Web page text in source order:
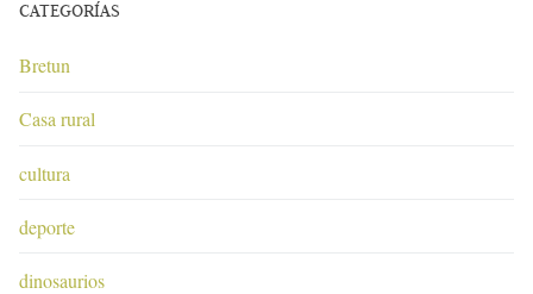
CATEGORÍAS
Bretun
Casa rural
cultura
deporte
dinosaurios